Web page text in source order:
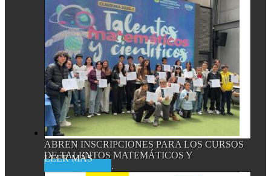
ABREN INSCRIPCIONES PARA LOS CURSOS
DE TALENTOS MATEMÁTICOS Y
CIENTÍFICOS,...